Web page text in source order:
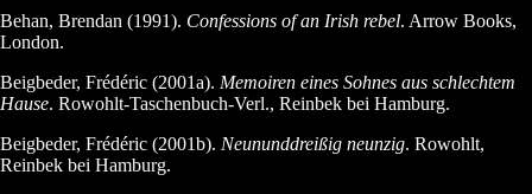
Behan, Brendan (1991). Confessions of an Irish rebel. Arrow Books,
London.
Beigbeder, Frédéric (2001a). Memoiren eines Sohnes aus schlechtem
Hause. Rowohlt-Taschenbuch-Verl., Reinbek bei Hamburg.
Beigbeder, Frédéric (2001b). Neununddreißig neunzig. Rowohlt,
Reinbek bei Hamburg.